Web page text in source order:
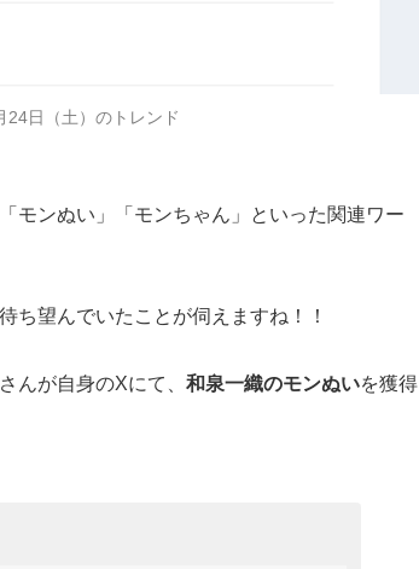
日（土）のトレンド
モンぬい」「モンちゃん」といった関連ワー
ち望んでいたことが伺えますね！！
んが自身のXにて、 和泉一織のモンぬいを獲得